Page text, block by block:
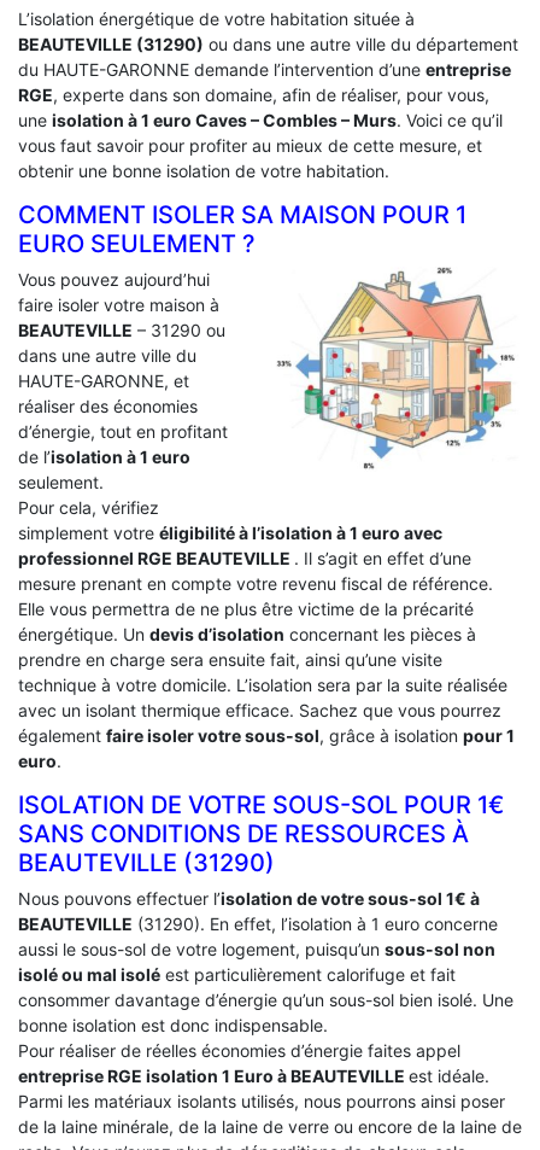
L’isolation énergétique de votre habitation située à
BEAUTEVILLE (31290) ou dans une autre ville du département
du HAUTE-GARONNE demande l’intervention d’une entreprise
RGE, experte dans son domaine, afin de réaliser, pour vous,
une isolation à 1 euro Caves – Combles – Murs. Voici ce qu’il
vous faut savoir pour profiter au mieux de cette mesure, et
obtenir une bonne isolation de votre habitation.
COMMENT ISOLER SA MAISON POUR 1
EURO SEULEMENT ?
Vous pouvez aujourd’hui
faire isoler votre maison à
BEAUTEVILLE – 31290 ou
dans une autre ville du
HAUTE-GARONNE, et
réaliser des économies
d’énergie, tout en profitant
de l’isolation à 1 euro
seulement.
Pour cela, vérifiez
simplement votre éligibilité à l’isolation à 1 euro avec
professionnel RGE BEAUTEVILLE . Il s’agit en effet d’une
mesure prenant en compte votre revenu fiscal de référence.
Elle vous permettra de ne plus être victime de la précarité
énergétique. Un devis d’isolation concernant les pièces à
prendre en charge sera ensuite fait, ainsi qu’une visite
technique à votre domicile. L’isolation sera par la suite réalisée
avec un isolant thermique efficace. Sachez que vous pourrez
également faire isoler votre sous-sol, grâce à isolation pour 1
euro.
ISOLATION DE VOTRE SOUS-SOL POUR 1€
SANS CONDITIONS DE RESSOURCES À
‎BEAUTEVILLE (31290)
Nous pouvons effectuer l’isolation de votre sous-sol 1€ à
BEAUTEVILLE (31290). En effet, l’isolation à 1 euro concerne
aussi le sous-sol de votre logement, puisqu’un sous-sol non
isolé ou mal isolé est particulièrement calorifuge et fait
consommer davantage d’énergie qu’un sous-sol bien isolé. Une
bonne isolation est donc indispensable.
Pour réaliser de réelles économies d’énergie faites appel
entreprise RGE isolation 1 Euro à BEAUTEVILLE est idéale.
Parmi les matériaux isolants utilisés, nous pourrons ainsi poser
de la laine minérale, de la laine de verre ou encore de la laine de